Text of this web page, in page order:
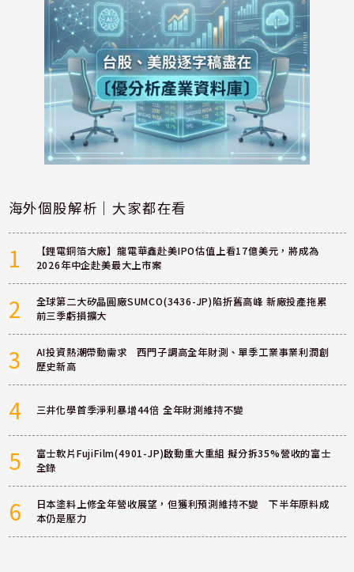
海外個股解析｜大家都在看
1
【鋰電銅箔大廠】龍電華鑫赴美IPO估值上看17億美元，將成為
2026年中企赴美最大上市案
2
全球第二大矽晶圓廠SUMCO(3436-JP)陷折舊高峰 新廠投產拖累
前三季虧損擴大
3
AI投資熱潮帶動需求 西門子調高全年財測、單季工業事業利潤創
歷史新高
4 三井化學首季淨利暴增44倍 全年財測維持不變
5
富士軟片FujiFilm(4901-JP)啟動重大重組 擬分拆35%營收的富士
全錄
6
日本塗料上修全年營收展望，但獲利預測維持不變 下半年原料成
本仍是壓力